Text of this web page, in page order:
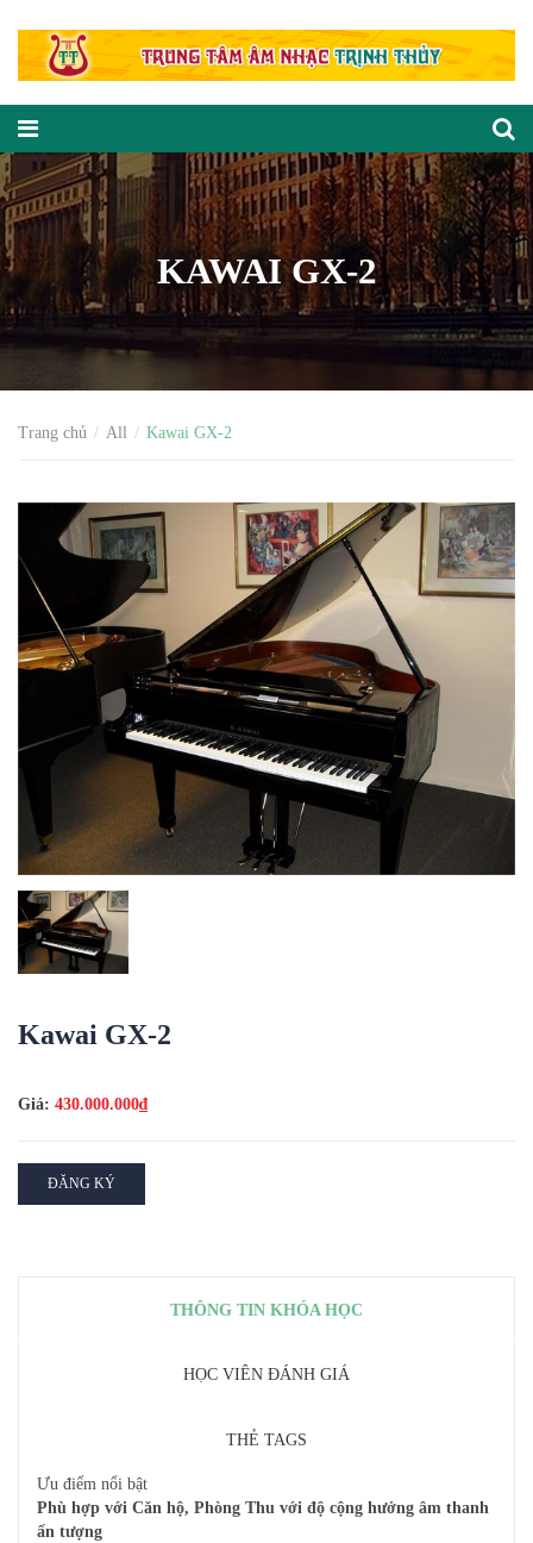
KAWAI GX-2
Trang chủ All Kawai GX-2
Kawai GX-2
Giá: 430.000.000₫
ĐĂNG KÝ
THÔNG TIN KHÓA HỌC
HỌC VIÊN ĐÁNH GIÁ
THẺ TAGS
Ưu điểm nổi bật
Phù hợp với Căn hộ, Phòng Thu với độ cộng hưởng âm thanh
ấn tượng